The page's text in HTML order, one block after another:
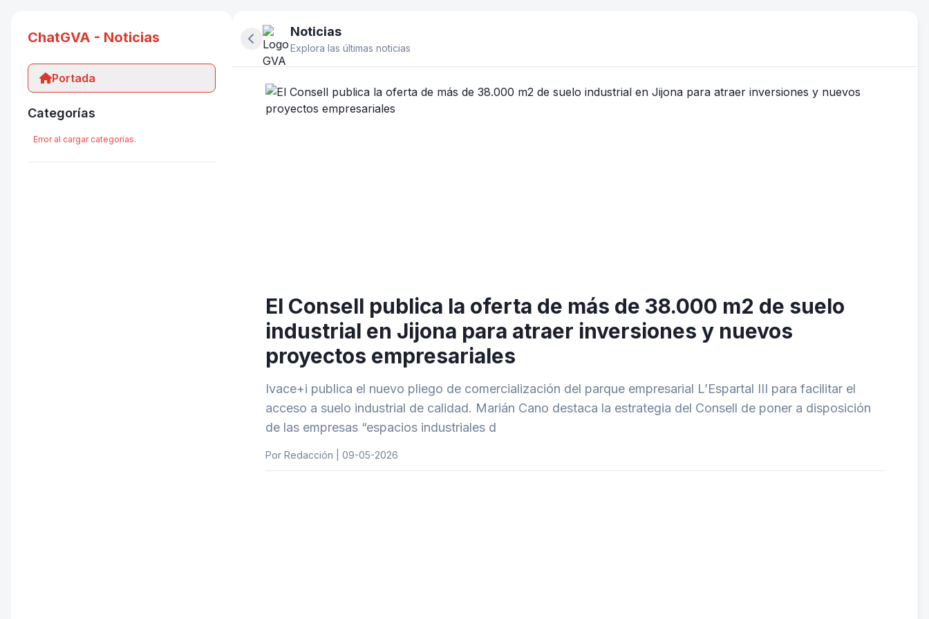
ChatGVA - Noticias
Portada
Categorías
Error al cargar categorías.
Ocultar panel lateral
Noticias
Explora las últimas noticias
El Consell publica la oferta de más de 38.000 m2 de suelo
industrial en Jijona para atraer inversiones y nuevos
proyectos empresariales
Ivace+i publica el nuevo pliego de comercialización del parque empresarial L’Espartal III para facilitar el
acceso a suelo industrial de calidad. Marián Cano destaca la estrategia del Consell de poner a disposición
de las empresas “espacios industriales d
Por Redacción | 09-05-2026